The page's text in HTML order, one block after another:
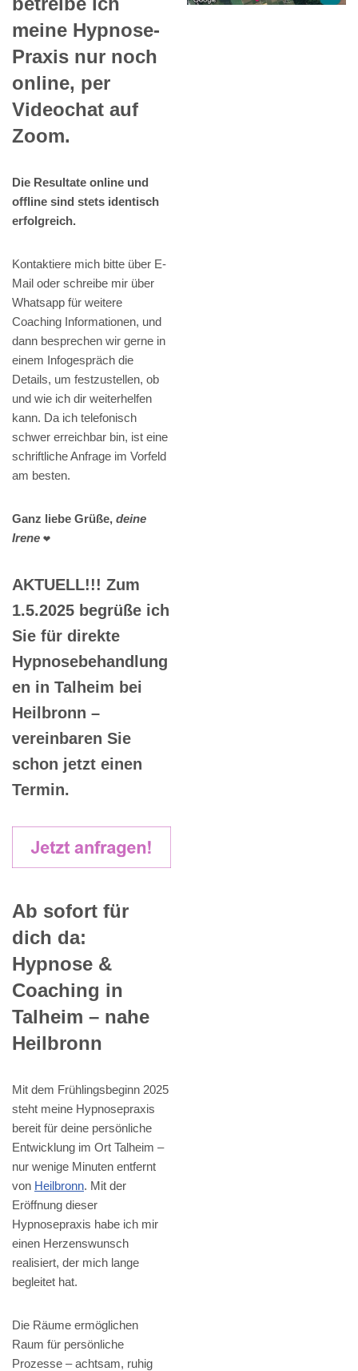
meine Hypnose-
Praxis nur noch
online, per
Videochat auf
Zoom.
Die Resultate online und
offline sind stets identisch
erfolgreich.
Kontaktiere mich bitte über E-
Mail oder schreibe mir über
Whatsapp für weitere
Coaching Informationen, und
dann besprechen wir gerne in
einem Infogespräch die
Details, um festzustellen, ob
und wie ich dir weiterhelfen
kann. Da ich telefonisch
schwer erreichbar bin, ist eine
schriftliche Anfrage im Vorfeld
am besten.
Ganz liebe Grüße, deine
Irene ❤️
AKTUELL!!! Zum
1.5.2025 begrüße ich
Sie für direkte
Hypnosebehandlung
en in Talheim bei
Heilbronn –
vereinbaren Sie
schon jetzt einen
Termin.
Ab sofort für
dich da:
Hypnose &
Coaching in
Talheim – nahe
Heilbronn
Mit dem Frühlingsbeginn 2025
steht meine Hypnosepraxis
bereit für deine persönliche
Entwicklung im Ort Talheim –
nur wenige Minuten entfernt
von Heilbronn. Mit der
Eröffnung dieser
Hypnosepraxis habe ich mir
einen Herzenswunsch
realisiert, der mich lange
begleitet hat.
Die Räume ermöglichen
Raum für persönliche
Prozesse – achtsam, ruhig